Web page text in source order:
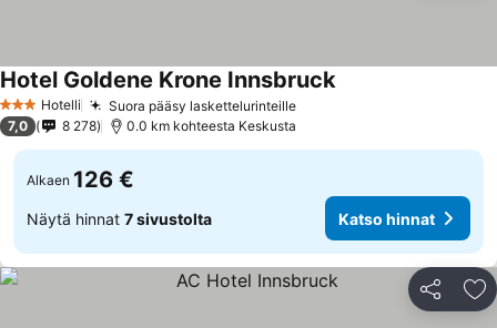
3 Tähtiluokitus
Hotelli Suora pääsy laskettelurinteille
Hotel Goldene Krone Innsbruck
7,0 8 278 0.0 km kohteesta Keskusta
Alkaen 126 €
Näytä hinnat 7 sivustolta Katso hinnat
Jaa